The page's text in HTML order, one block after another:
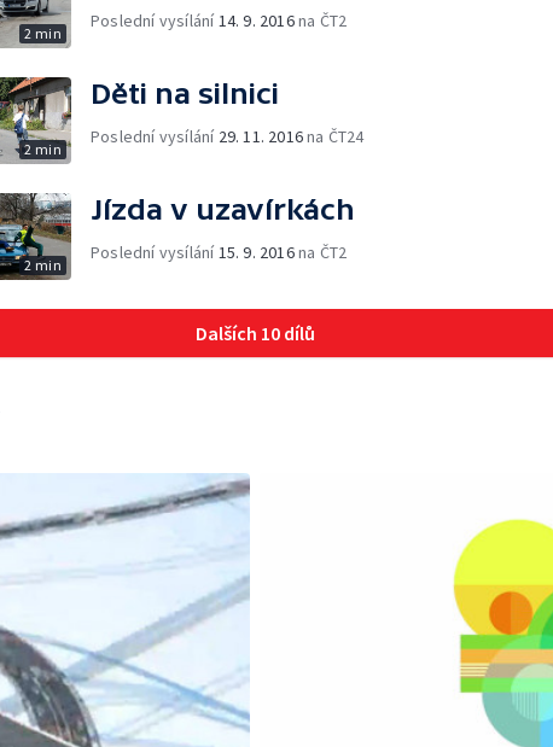
2 min
Poslední vysílání 14. 9. 2016na ČT2
2 min
Děti na silnici
Poslední vysílání 29. 11. 2016na ČT24
2 min
Jízda v uzavírkách
Poslední vysílání 15. 9. 2016na ČT2
Dalších 10 dílů